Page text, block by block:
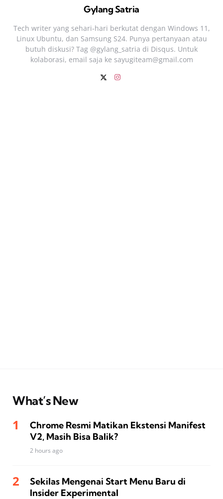
Gylang Satria
Tech writer yang sehari‑hari berkutat dengan Windows 11,
Linux Ubuntu, dan Samsung S24. Punya pertanyaan atau
butuh diskusi? Tag @gylang_satria di Disqus. Untuk
kolaborasi, email saja ke sayugiteam@gmail.com
What’s New
Chrome Resmi Matikan Ekstensi Manifest
V2, Masih Bisa Balik?
2 hours ago
Sekilas Mengenai Start Menu Baru di
Insider Experimental